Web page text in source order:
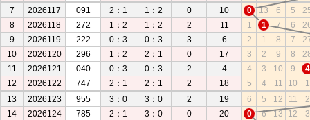
7
2026117 091 2：1 1：2 0 10 0 13 6 5
8
2026118 272 1：2 1：2 2 11 1 1 7 6
9
2026119 222 0：3 0：3 3 6 2 1 8 7
10
2026120 296 1：2 2：1 0 17 3 2 9 8
11
2026121 040 0：3 0：3 2 4 4 3 10 9
4
12
2026122 747 2：1 2：1 2 18 5 4 11 10
1
13
2026123 955 3：0 3：0 2 19 6 5 12 11
2
14
2026124 785 2：1 3：0 0 20 0 6 13 12
3